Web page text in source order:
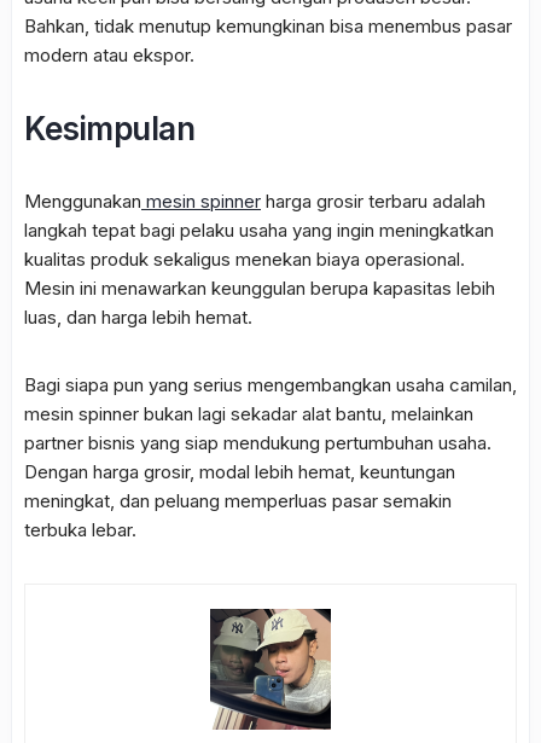
Bahkan, tidak menutup kemungkinan bisa menembus pasar
modern atau ekspor.
Kesimpulan
Menggunakan mesin spinner harga grosir terbaru adalah
langkah tepat bagi pelaku usaha yang ingin meningkatkan
kualitas produk sekaligus menekan biaya operasional.
Mesin ini menawarkan keunggulan berupa kapasitas lebih
luas, dan harga lebih hemat.
Bagi siapa pun yang serius mengembangkan usaha camilan,
mesin spinner bukan lagi sekadar alat bantu, melainkan
partner bisnis yang siap mendukung pertumbuhan usaha.
Dengan harga grosir, modal lebih hemat, keuntungan
meningkat, dan peluang memperluas pasar semakin
terbuka lebar.